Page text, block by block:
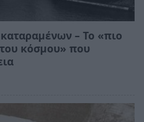
– Το «πιο
κόσμου» που